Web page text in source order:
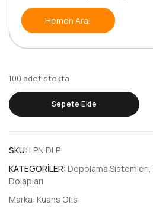
Hemen Ara!
100 adet stokta
Sepete Ekle
SKU: LPN DLP
KATEGORILER: Depolama Sistemleri
Dolapları
Marka: Kuans Ofis